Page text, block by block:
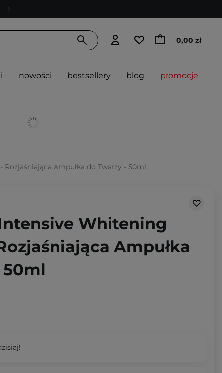
0,00 zł
nowości bestsellery blog promocje
Ampułka do Twarzy - 50ml
Whitening
Ampułka
50ml